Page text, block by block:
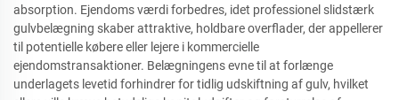
absorption. Ejendoms værdi forbedres, idet professionel slidstærk
gulvbelægning skaber attraktive, holdbare overflader, der appellerer
til potentielle købere eller lejere i kommercielle
ejendomstransaktioner. Belægningens evne til at forlænge
underlagets levetid forhindrer for tidlig udskiftning af gulv, hvilket